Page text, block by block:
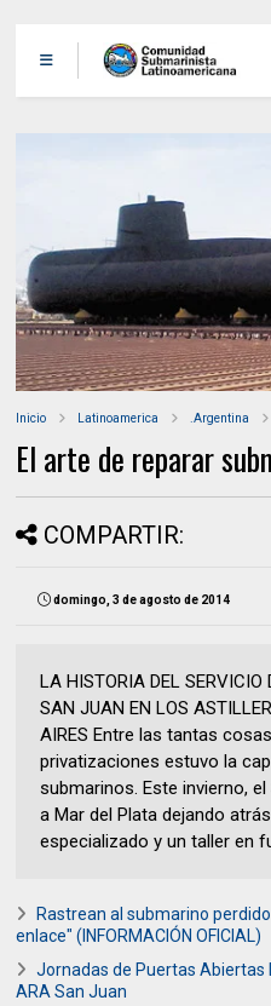
Inicio Latinoamerica .Argentina
El arte de reparar
COMPARTIR:
domingo, 3 de agosto de 2014
LA HISTORIA DEL SERVICIO
SAN JUAN EN LOS
AIRES Entre las tantas
privatizaciones estuvo la
submarinos. Este invierno,
a Mar del Plata dejando
especializado y un taller en
Rastrean al submarino
enlace" (INFORMACIÓN OFICIAL)
Jornadas de Puertas Abiertas
ARA San Juan